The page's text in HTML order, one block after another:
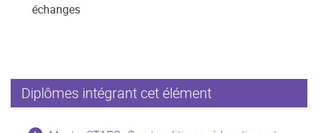
échanges
Diplômes intégrant cet élément